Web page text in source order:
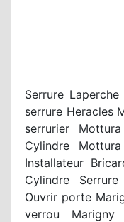
Serrure
serrure Heracles
serrurier
Cylindre
Installateur
Cylindre
Ouvrir porte
verrou